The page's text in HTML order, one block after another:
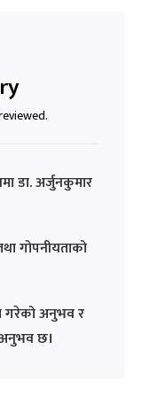
डा. अर्जुनकुमार
गोपनीयताको
गरेको अनुभव र
अनुभव छ।